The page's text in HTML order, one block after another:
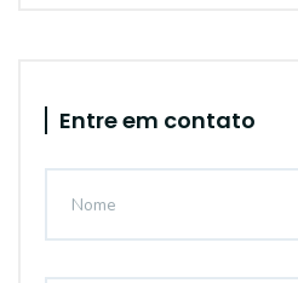
Entre em contato